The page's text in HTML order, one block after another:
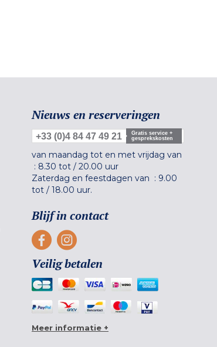
Nieuws en reserveringen
+33 (0)4 84 47 49 21
Gratis service +
gesprekskosten
van maandag tot en met vrijdag van
: 8.30 tot / 20.00 uur
Zaterdag en feestdagen van : 9.00
tot / 18.00 uur.
Blijf in contact
Veilig betalen
Meer informatie +